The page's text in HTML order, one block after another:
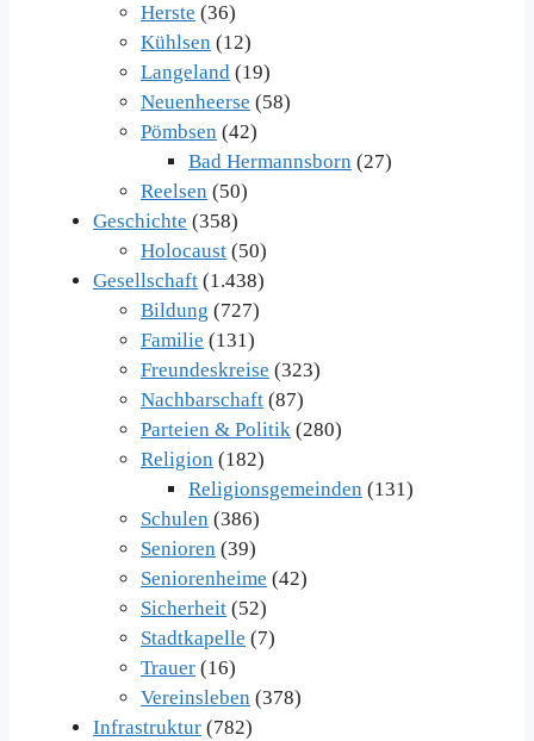
Herste (36)
Kühlsen (12)
Langeland (19)
Neuenheerse (58)
Pömbsen (42)
Bad Hermannsborn (27)
Reelsen (50)
Geschichte (358)
Holocaust (50)
Gesellschaft (1.438)
Bildung (727)
Familie (131)
Freundeskreise (323)
Nachbarschaft (87)
Parteien & Politik (280)
Religion (182)
Religionsgemeinden (131)
Schulen (386)
Senioren (39)
Seniorenheime (42)
Sicherheit (52)
Stadtkapelle (7)
Trauer (16)
Vereinsleben (378)
Infrastruktur (782)